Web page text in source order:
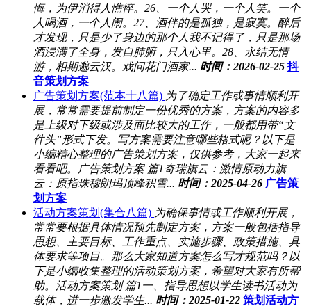
悔，为伊消得人憔悴。26、一个人哭，一个人笑。一个
人喝酒，一个人闹。27、酒伴的是孤独，是寂寞。醉后
才发现，只是少了身边的那个人我不记得了，只是那场
酒浸满了全身，发自肺腑，只入心里。28、永结无情
游，相期邈云汉。戏问花门酒家... 时间：2026-02-25 抖
音策划方案
广告策划方案(范本十八篇) 为了确定工作或事情顺利开
展，常常需要提前制定一份优秀的方案，方案的内容多
是上级对下级或涉及面比较大的工作，一般都用带“文
件头”形式下发。写方案需要注意哪些格式呢？以下是
小编精心整理的广告策划方案，仅供参考，大家一起来
看看吧。广告策划方案 篇1奇瑞旗云：激情原动力旗
云：原指珠穆朗玛顶峰积雪... 时间：2025-04-26 广告策
划方案
活动方案策划(集合八篇) 为确保事情或工作顺利开展，
常常要根据具体情况预先制定方案，方案一般包括指导
思想、主要目标、工作重点、实施步骤、政策措施、具
体要求等项目。那么大家知道方案怎么写才规范吗？以
下是小编收集整理的活动策划方案，希望对大家有所帮
助。活动方案策划 篇1一、指导思想以学生读书活动为
载体，进一步激发学生... 时间：2025-01-22 策划活动方